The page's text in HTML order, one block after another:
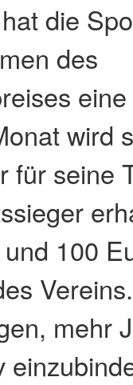
die
des
wird
für seine
100
mehr